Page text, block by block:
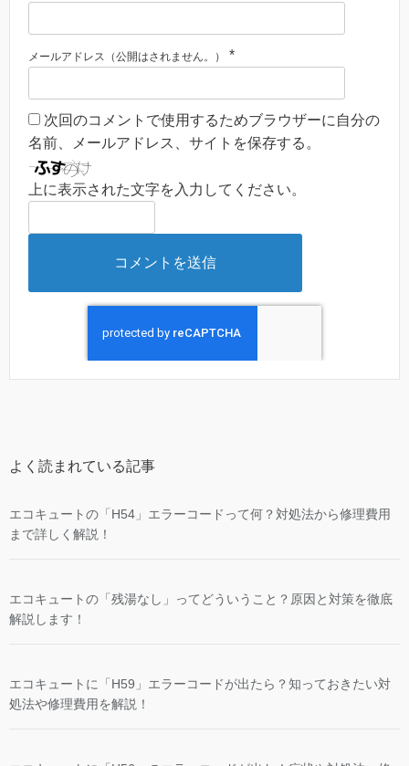
メールアドレス（公開はされません。） *
次回のコメントで使用するためブラウザーに自分の
名前、メールアドレス、サイトを保存する。
上に表示された文字を入力してください。
よく読まれている記事
エコキュートの「H54」エラーコードって何？対処法から修理費用
まで詳しく解説！
エコキュートの「残湯なし」ってどういうこと？原因と対策を徹底
解説します！
エコキュートに「H59」エラーコードが出たら？知っておきたい対
処法や修理費用を解説！